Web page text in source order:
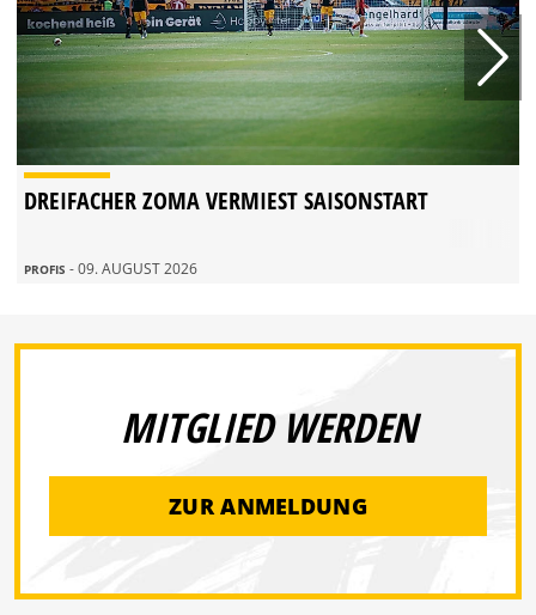
DREIFACHER ZOMA VERMIEST SAISONSTART
PROFIS - 09. AUGUST 2026
MITGLIED WERDEN
ZUR ANMELDUNG